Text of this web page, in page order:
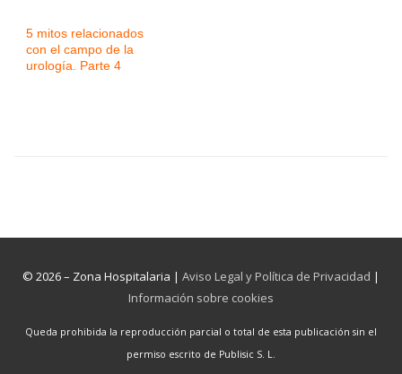
5 mitos relacionados
con el campo de la
urología. Parte 4
© 2026 – Zona Hospitalaria | Aviso Legal y Política de Privacidad |
Información sobre cookies
Queda prohibida la reproducción parcial o total de esta publicación sin el
permiso escrito de Publisic S. L.